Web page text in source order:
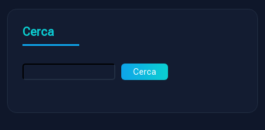
Cerca
Cerca